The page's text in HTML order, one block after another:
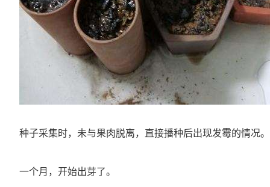
种子采集时，未与果肉脱离，直接播种后出现发霉的情况。
一个月，开始出芽了。